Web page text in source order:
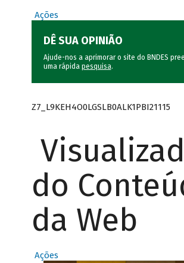
Ações
DÊ SUA OPINIÃO
Ajude-nos a aprimorar o site do BNDES
uma rápida pesquisa.
Z7_L9KEH4O0LGSLB0ALK1PBI21115
do
da Web
Ações